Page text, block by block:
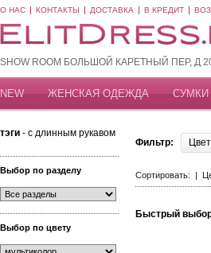
О НАС КОНТАКТЫ ДОСТАВКА В КРЕДИТ
SHOW ROOM БОЛЬШОЙ КАРЕТНЫЙ ПЕР, Д
NEW ЖЕНСКАЯ ОДЕЖДА СУМКИ
тэги - с длинным рукавом
Выбор по разделу
Выбор по цвету
Фильтр: Цвет
Сортировать: |
Быстрый